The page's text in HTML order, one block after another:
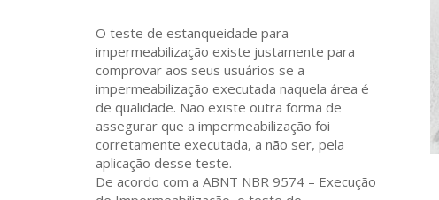
O teste de estanqueidade para
impermeabilização existe justamente para
comprovar aos seus usuários se a
impermeabilização executada naquela área é
de qualidade. Não existe outra forma de
assegurar que a impermeabilização foi
corretamente executada, a não ser, pela
aplicação desse teste.
De acordo com a ABNT NBR 9574 – Execução